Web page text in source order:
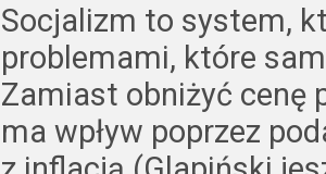
Socjalizm to system,
problemami, które
Zamiast obniżyć cenę
ma wpływ poprzez